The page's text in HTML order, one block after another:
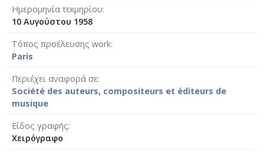
[Φάκελος] GR-As-MTH-003-Sc-033-194-
[Φάκελος] GR-As-MTH-003-Sc-033-195-
[Φάκελος] GR-As-MTH-003-Sc-033-197-
[Φάκελος] GR-As-MTH-003-Sc-034-199-
[Φάκελος] GR-As-MTH-003-Sc-034-200-Raven
Ημερομηνία τεκμηρίου
10 Αυγούστου 1958
Τόπος προέλευσης work
Paris
Περιέχει αναφορά σε
Société des auteurs, compositeurs et éditeurs de
musique
Είδος γραφής
Χειρόγραφο